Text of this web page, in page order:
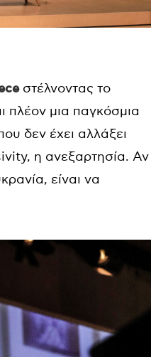
στέλνοντας το
μια παγκόσμια
δεν έχει αλλάξει
η ανεξαρτησία. Αν
είναι να